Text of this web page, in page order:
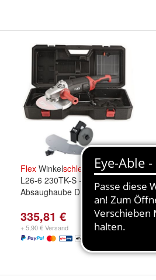
Flex Winkelschleifer
Schleifer
L26-6 230TK-S + Koffer +
Absaughaube DEAG D230Set
335,81 €
+ 5,90 € Versand